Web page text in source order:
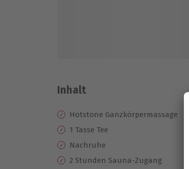
Inhalt
Hotstone Ganzkörpermassage
1 Tasse Tee
Nachruhe
2 Stunden Sauna-Zugang